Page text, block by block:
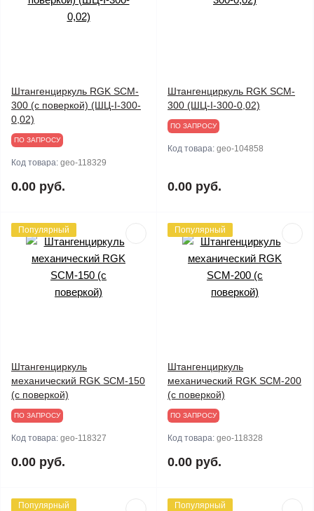
Штангенциркуль RGK SCM-
300 (с поверкой) (ШЦ-I-300-
0,02)
ПО ЗАПРОСУ
Код товара: geo-118329
0.00 руб.
Штангенциркуль RGK SCM-
300 (ШЦ-I-300-0,02)
ПО ЗАПРОСУ
Код товара: geo-104858
0.00 руб.
Популярный
Штангенциркуль
механический RGK SCM-150
(с поверкой)
ПО ЗАПРОСУ
Код товара: geo-118327
0.00 руб.
Популярный
Штангенциркуль
механический RGK SCM-200
(с поверкой)
ПО ЗАПРОСУ
Код товара: geo-118328
0.00 руб.
Популярный Популярный